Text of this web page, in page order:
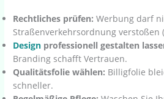
Rechtliches prüfen: Werbung darf
Straßenverkehrsordnung verstoßen
Design professionell gestalten
Branding schafft Vertrauen.
Qualitätsfolie wählen: Billigfolie
schneller.